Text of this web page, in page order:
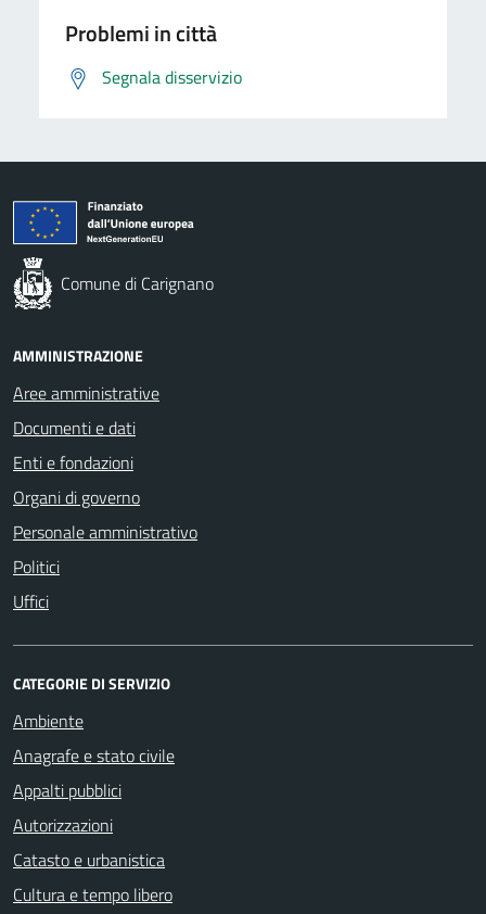
Problemi in città
Segnala disservizio
Comune di Carignano
AMMINISTRAZIONE
Aree amministrative
Documenti e dati
Enti e fondazioni
Organi di governo
Personale amministrativo
Politici
Uffici
CATEGORIE DI SERVIZIO
Ambiente
Anagrafe e stato civile
Appalti pubblici
Autorizzazioni
Catasto e urbanistica
Cultura e tempo libero